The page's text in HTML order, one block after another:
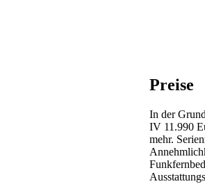
Preise
In der
IV 11.990
mehr.